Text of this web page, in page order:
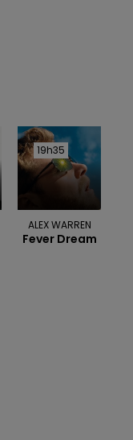
19h35
19h35
ALEX WARREN
Fever Dream